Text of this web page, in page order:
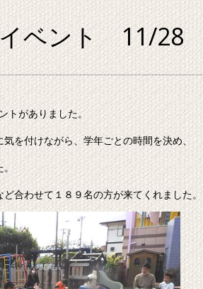
ベント 11/28
トがありました。
を付けながら、学年ごとの時間を決め、
。
合わせて１８９名の方が来てくれました。